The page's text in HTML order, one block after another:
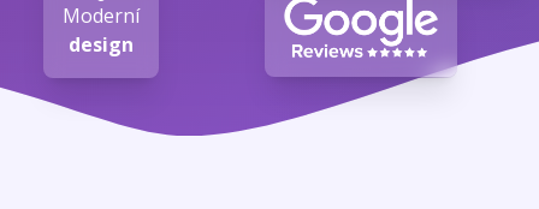
Moderní
design